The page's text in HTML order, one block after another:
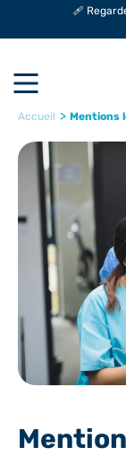
🩹
Accueil > Mentions